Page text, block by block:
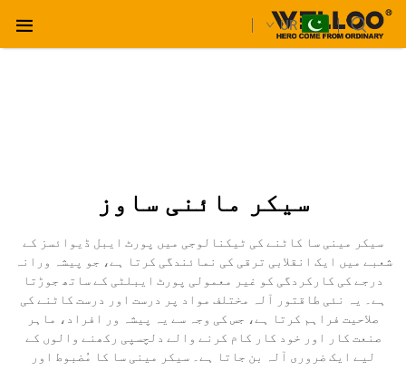
UR
سیکر مائنی ساوز
سیکر مینی سا کاٹنے کی ٹیکنالوجی میں پورٹ ایبل ڈیوائسز کے
شعبے میں ایک انقلابی ترقی کی نمائندگی کرتا ہے، جو پیشہ ورانہ
درجے کی کارکردگی کو غیر معمولی پورٹ ایبلٹی کے ساتھ جوڑتا
ہے۔ یہ نئی طاقتور آلہ مختلف مواد پر درست اور درست کاٹنے کی
صلاحیت فراہم کرتا ہے، جس کی وجہ سے یہ پیشہ ور افراد، ماہر
صنعت کار اور خود کار کام کرنے والے دلچسپی رکھنے والوں کے
لیے ایک ضروری آلہ بن جاتا ہے۔ سیکر مینی سا کا مُضبوط اور